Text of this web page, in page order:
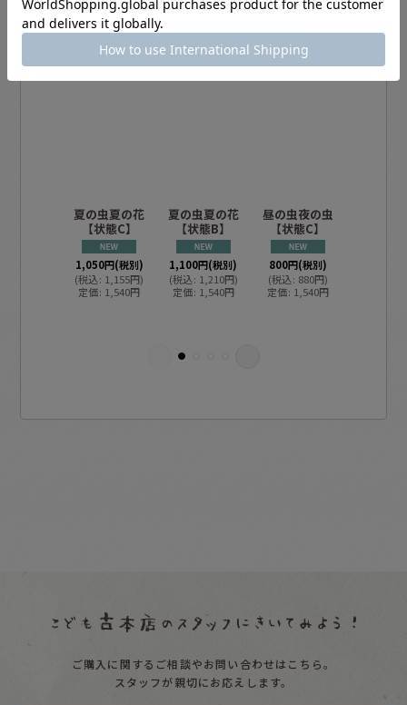
この商品を買った人は、こんな商品も買
っています
夏の虫夏の花
【状態C】
1,050円(税別)
(税込: 1,155円)
定価: 1,540円
夏の虫夏の花
【状態B】
1,100円(税別)
(税込: 1,210円)
定価: 1,540円
昼の虫夜の虫
【状態C】
800円(税別)
(税込: 880円)
定価: 1,540円
ご購入に関するご相談やお問い合わせはこちら。
スタッフが親切にお応えします。